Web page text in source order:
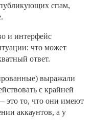
спам,
и интерфейс
что может
ответ.
выражали
с крайней
это то, что они имеют
аккаунтов, а у